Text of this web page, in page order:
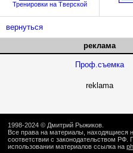
Тренировки на Тверской
вернуться
реклама
Проф.съемка
reklama
1998-2024 © Дмитрий Рыжиков
Все права на материалы, находящиеся
соответствии с законодательством
использовании материалов ссылка на